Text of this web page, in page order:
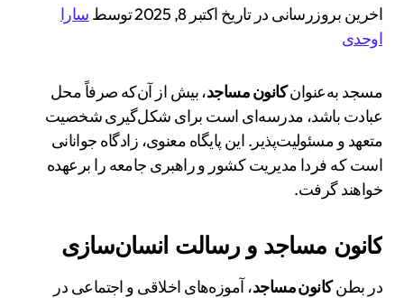
اخرین بروزرسانی در تاریخ اکتبر 8, 2025 توسط
سارا
اوحدی
مسجد به‌عنوانکانون مساجد، بیش از آن‌که صرفاً محل
عبادت باشد، مدرسه‌ای است برای شکل‌گیری شخصیت
متعهد و مسئولیت‌پذیر. این پایگاه معنوی، زادگاه جوانانی
است که فردا مدیریت کشور و راهبری جامعه را برعهده
خواهند گرفت.
کانون مساجد و رسالت انسان‌سازی
در بطنکانون مساجد، آموزه‌های اخلاقی و اجتماعی در